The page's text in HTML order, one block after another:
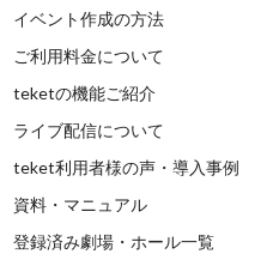
イベント作成の方法
ご利用料金について
teketの機能ご紹介
ライブ配信について
teket利用者様の声・導入事例
資料・マニュアル
登録済み劇場・ホール一覧